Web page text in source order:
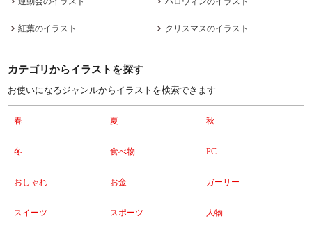
紅葉のイラスト クリスマスのイラスト
カテゴリからイラストを探す
お使いになるジャンルからイラストを検索できます
春 夏 秋
冬 食べ物 PC
おしゃれ お金 ガーリー
スイーツ スポーツ 人物